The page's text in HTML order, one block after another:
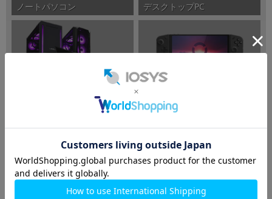
ノートパソコン デスクトップPC
ゲーミングPC/周辺機器 ポータブルゲーミングPC